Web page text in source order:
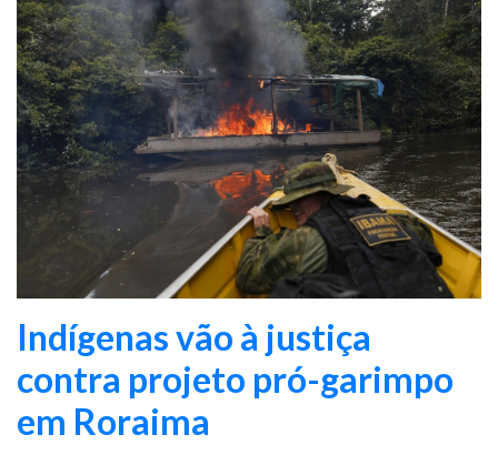
Indígenas vão à justiça
contra projeto pró-garimpo
em Roraima